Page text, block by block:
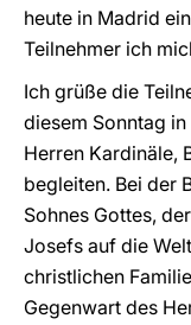
heute in Madrid
Teilnehmer ich
Ich grüße die
diesem Sonntag
Herren Kardinäle,
begleiten. Bei der
Sohnes Gottes,
Josefs auf die
christlichen
Gegenwart des